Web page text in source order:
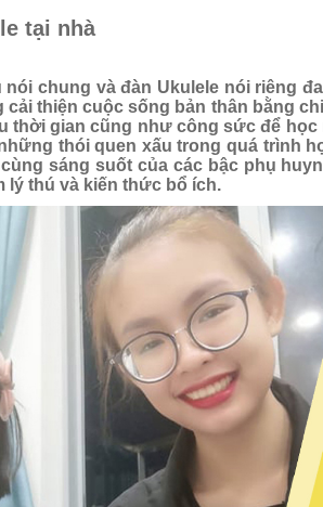
tại nhà
nói chung và đàn Ukulele nói riêng
cải thiện cuộc sống bản thân bằng
thời gian cũng như công sức để
thói quen xấu trong quá trình
sáng suốt của các bậc phụ
lý thú và kiến thức bổ ích.